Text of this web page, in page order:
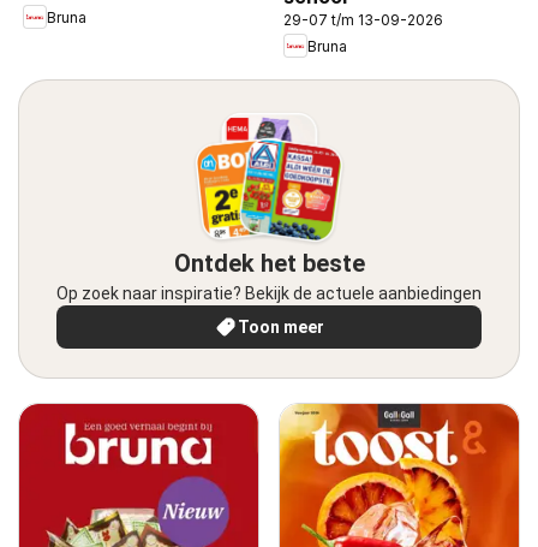
Bruna
29-07 t/m 13-09-2026
Bruna
Ontdek het beste
Op zoek naar inspiratie? Bekijk de actuele aanbiedingen
Toon meer